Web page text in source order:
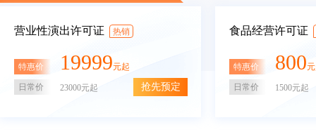
营业性演出许可证 热销
特惠价 19999元起
日常价 23000元起 抢先预定
食品经营许可证
特惠价 800
日常价 1500元起